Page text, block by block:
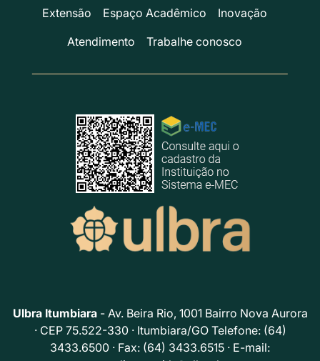
Extensão
Espaço Acadêmico
Inovação
Atendimento
Trabalhe conosco
Ulbra Itumbiara- Av. Beira Rio, 1001 Bairro Nova Aurora
· CEP 75.522-330 · Itumbiara/GO Telefone: (64)
3433.6500 · Fax: (64) 3433.6515 · E-mail: